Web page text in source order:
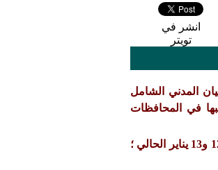
انشر في
تويتر
المدني الشامل
ومكاتبها في المحافظات
ائتلاف "شركاء" يعلن تضامنه مع دعوة العصيان المدني الشامل والاضراب عن العمل يومي 12 و13 يناير الحالي ؛